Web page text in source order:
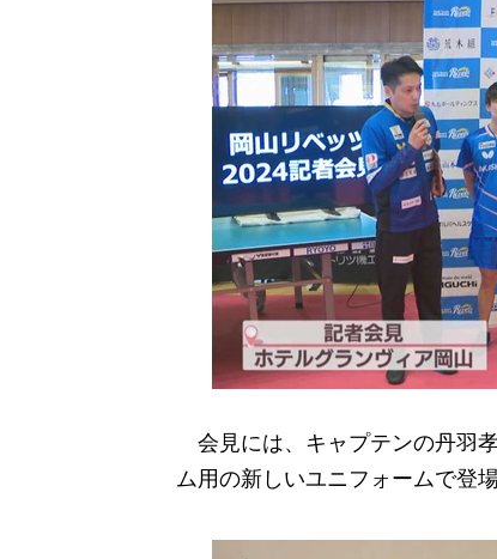
会見には、キャプテンの丹羽
ム用の新しいユニフォームで登